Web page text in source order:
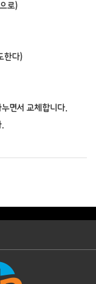
로)
한다)
면서 교체합니다.
.